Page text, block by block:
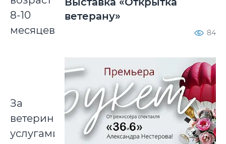
8-10
месяцев.
За
ветеринарными
услугами,
ветерану»
84